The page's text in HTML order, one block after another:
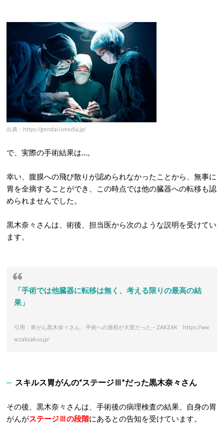
出典：https://gendai.ismedia.jp/
で、実際の手術結果は…。
幸い、腹膜への飛び散りが認められなかったことから、無事に
胃を全摘することができ、この時点では他の臓器への転移も認
められませんでした。
黒木奈々さんは、術後、担当医から次のような説明を受けてい
ます。
「手術では他臓器に転移は無く、考える限りの最高の結
果」
引用：胃がん黒木奈々さん、手術への過程が大変だった – ZAKZAK https://ww
w.zakzak.co.jp/
スキルス胃がんの“ステージⅢ”だった黒木奈々さん
その後、黒木奈々さんは、手術後の病理検査の結果、自身の胃
がんがステージⅢの段階にあるとの告知を受けています。